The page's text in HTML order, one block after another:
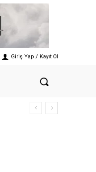
Giriş Yap / Kayıt Ol